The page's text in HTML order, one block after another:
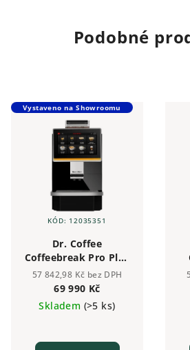
Podobné
Vystaveno na Showroomu
Dr. Coffee
Coffeebreak Pro Plus
černý
57 842,98 Kč bez DPH
69 990 Kč
Skladem (>5 ks)
KÓD: 12035351